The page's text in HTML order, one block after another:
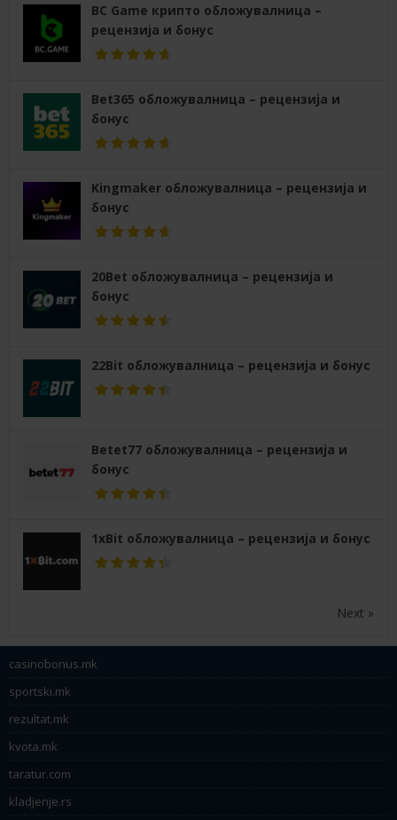
BC Game крипто обложувалница –
рецензија и бонус
Bet365 обложувалница – рецензија и
бонус
Kingmaker обложувалница – рецензија и
бонус
20Bet обложувалница – рецензија и
бонус
22Bit обложувалница – рецензија и бонус
Betet77 обложувалница – рецензија и
бонус
1xBit обложувалница – рецензија и бонус
Next »
casinobonus.mk
sportski.mk
rezultat.mk
kvota.mk
taratur.com
kladjenje.rs